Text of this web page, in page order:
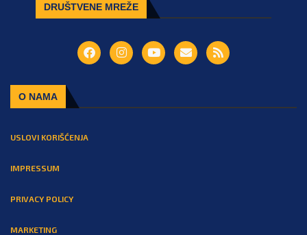
DRUŠTVENE MREŽE
O NAMA
USLOVI KORIŠĆENJA
IMPRESSUM
PRIVACY POLICY
MARKETING